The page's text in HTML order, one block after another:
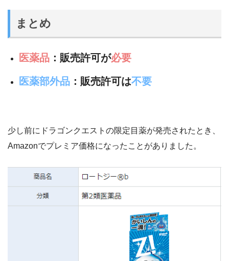
まとめ
医薬品 ：販売許可が必要
医薬部外品 ：販売許可は不要
少し前にドラゴンクエストの限定目薬が発売されたとき、
Amazonでプレミア価格になったことがありました。